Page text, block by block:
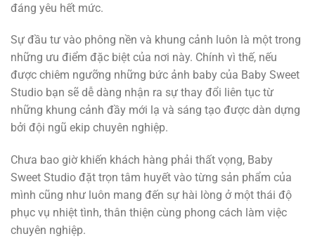
đáng yêu hết mức.
Sự đầu tư vào phông nền và khung cảnh luôn là một trong
những ưu điểm đặc biệt của nơi này. Chính vì thế, nếu
được chiêm ngưỡng những bức ảnh baby của Baby Sweet
Studio bạn sẽ dễ dàng nhận ra sự thay đổi liên tục từ
những khung cảnh đầy mới lạ và sáng tạo được dàn dựng
bởi đội ngũ ekip chuyên nghiệp.
Chưa bao giờ khiến khách hàng phải thất vọng, Baby
Sweet Studio đặt trọn tâm huyết vào từng sản phẩm của
mình cũng như luôn mang đến sự hài lòng ở một thái độ
phục vụ nhiệt tình, thân thiện cùng phong cách làm việc
chuyên nghiệp.